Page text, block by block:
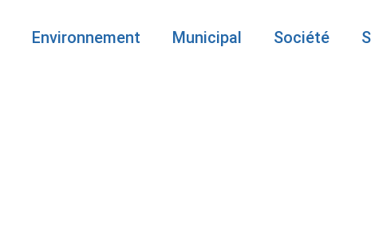
Environnement Municipal Société